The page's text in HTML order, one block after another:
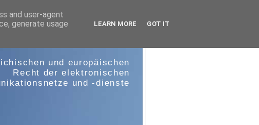
und europäischen
Recht der elektronischen
und -dienste
and user-agent
generate usage
LEARN MORE GOT IT